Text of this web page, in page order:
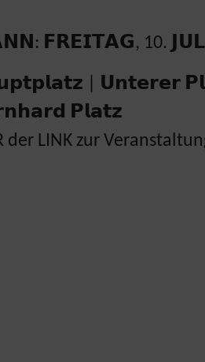
𝗙𝗥𝗘𝗜𝗧𝗔𝗚, 10.
| 𝗨𝗻𝘁𝗲𝗿𝗲𝗿
𝗣𝗹𝗮𝘁𝘇
der LINK zur